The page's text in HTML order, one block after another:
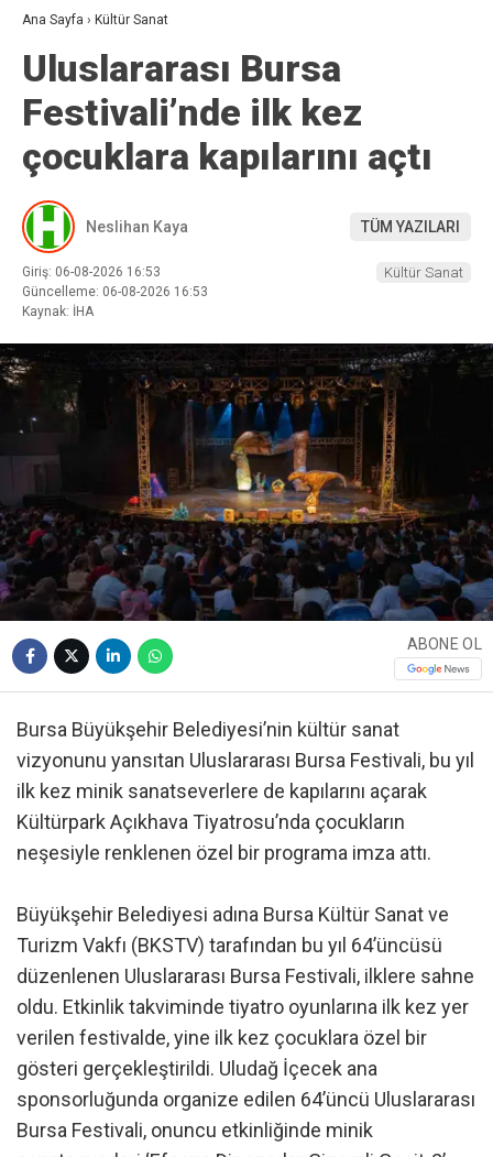
Ana Sayfa › Kültür Sanat
Uluslararası Bursa
Festivali’nde ilk kez
çocuklara kapılarını açtı
Neslihan Kaya TÜM YAZILARI
Giriş: 06-08-2026 16:53
Güncelleme: 06-08-2026 16:53
Kaynak: İHA
Kültür Sanat
ABONE OL
Bursa Büyükşehir Belediyesi’nin kültür sanat
vizyonunu yansıtan Uluslararası Bursa Festivali, bu yıl
ilk kez minik sanatseverlere de kapılarını açarak
Kültürpark Açıkhava Tiyatrosu’nda çocukların
neşesiyle renklenen özel bir programa imza attı.
Büyükşehir Belediyesi adına Bursa Kültür Sanat ve
Turizm Vakfı (BKSTV) tarafından bu yıl 64’üncüsü
düzenlenen Uluslararası Bursa Festivali, ilklere sahne
oldu. Etkinlik takviminde tiyatro oyunlarına ilk kez yer
verilen festivalde, yine ilk kez çocuklara özel bir
gösteri gerçekleştirildi. Uludağ İçecek ana
sponsorluğunda organize edilen 64’üncü Uluslararası
Bursa Festivali, onuncu etkinliğinde minik